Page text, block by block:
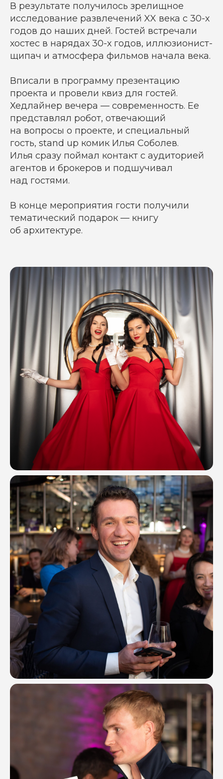
В результате получилось зрелищное
исследование развлечений XX века с 30-х
годов до наших дней. Гостей встречали
хостес в нарядах 30-х годов, иллюзионист-
щипач и атмосфера фильмов начала века.
Вписали в программу презентацию
проекта и провели квиз для гостей.
Хедлайнер вечера — современность. Ее
представлял робот, отвечающий
на вопросы о проекте, и специальный
гость, stand up комик Илья Соболев.
Илья сразу поймал контакт с аудиторией
агентов и брокеров и подшучивал
над гостями.
В конце мероприятия гости получили
тематический подарок — книгу
об архитектуре.